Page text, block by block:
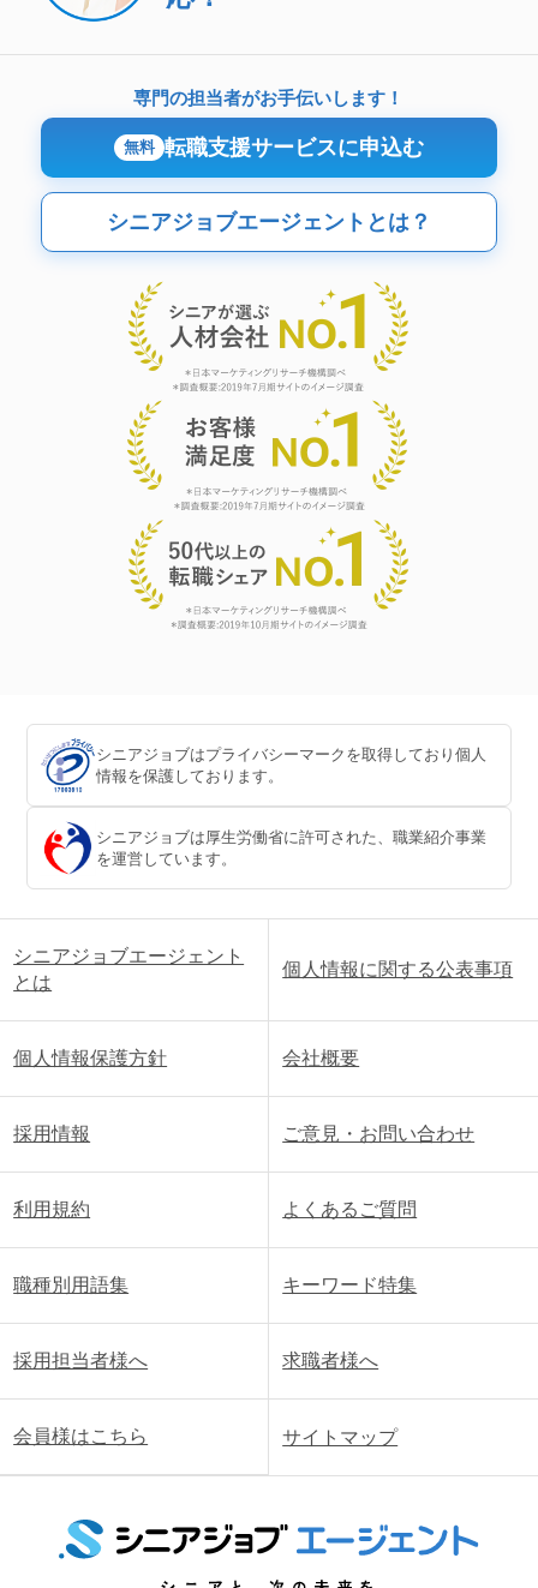
専門の担当者がお手伝いします！
無料 転職支援サービスに申込む
シニアジョブエージェントとは？
シニアジョブはプライバシーマークを取得しており個人
情報を保護しております。
シニアジョブは厚生労働省に許可された、職業紹介事業
を運営しています。
シニアジョブエージェント
とは
個人情報に関する公表事項
個人情報保護方針 会社概要
採用情報 ご意見・お問い合わせ
利用規約 よくあるご質問
職種別用語集 キーワード特集
採用担当者様へ 求職者様へ
会員様はこちら サイトマップ